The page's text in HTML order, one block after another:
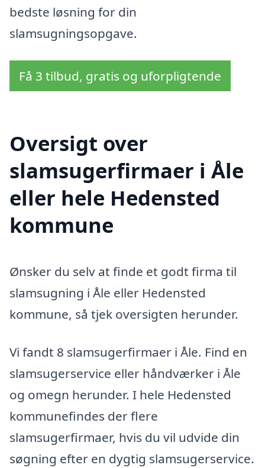
bedste løsning for din
slamsugningsopgave.
Få 3 tilbud, gratis og uforpligtende
Oversigt over
slamsugerfirmaer i Åle
eller hele Hedensted
kommune
Ønsker du selv at finde et godt firma til
slamsugning i Åle eller Hedensted
kommune, så tjek oversigten herunder.
Vi fandt 8 slamsugerfirmaer i Åle. Find en
slamsugerservice eller håndværker i Åle
og omegn herunder. I hele Hedensted
kommunefindes der flere
slamsugerfirmaer, hvis du vil udvide din
søgning efter en dygtig slamsugerservice.